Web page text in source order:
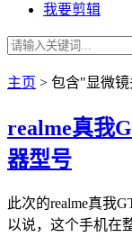
我要剪辑
主页 > 包含"显微
realme真我
器型号
此次的realme真我
以说，这个手机在